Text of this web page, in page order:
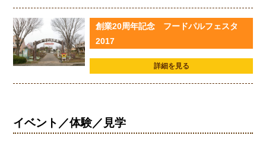
創業20周年記念 フードパルフェスタ
2017
詳細を見る
イベント／体験／見学